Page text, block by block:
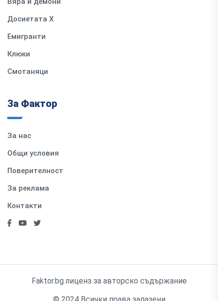
Досиетата Х
Емигранти
Клюки
Смотаняци
За Фактор
За нас
Общи условия
Поверителност
За реклама
Контакти
Faktor.bg лиценз за авторско съдържание